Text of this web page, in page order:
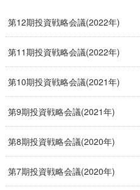
第12期投資戦略会議(2022年)
第11期投資戦略会議(2022年)
第10期投資戦略会議(2021年)
第9期投資戦略会議(2021年)
第8期投資戦略会議(2020年)
第7期投資戦略会議(2020年)